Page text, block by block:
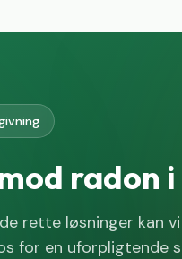
radon
rette løsninger kan
for en uforpligtende